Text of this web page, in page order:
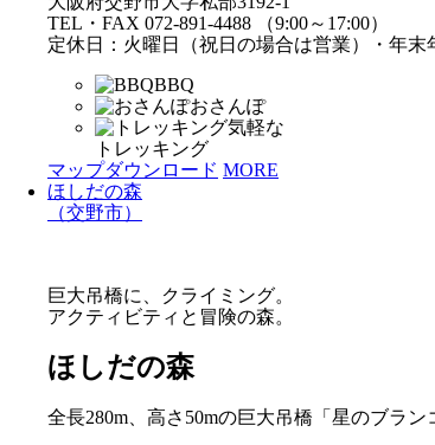
TEL・FAX 072-891-4488 （9:00～17:00）
定休日：火曜日（祝日の場合は営業）・年末
BBQ
おさんぽ
気軽な
トレッキング
マップダウンロード MORE
ほしだの森
（交野市）
巨大吊橋に、クライミング。
アクティビティと冒険の森。
ほしだの森
全長280m、高さ50mの巨大吊橋「星のブラ